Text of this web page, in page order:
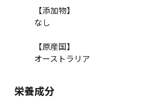
【添加物】
なし
【原産国】
オーストラリア
栄養成分